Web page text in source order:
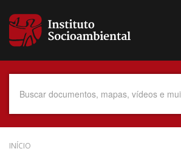
para
conteúdo
Data do Documento
INÍCIO